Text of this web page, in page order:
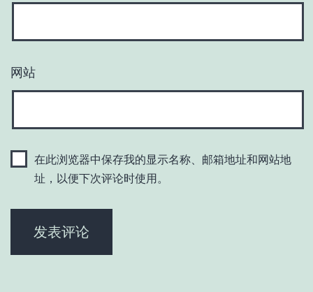
网站
在此浏览器中保存我的显示名称、邮箱地址和网站地
址，以便下次评论时使用。